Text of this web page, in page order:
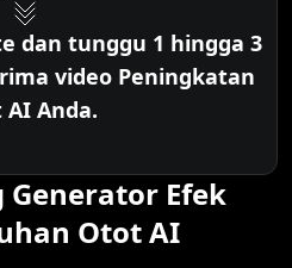
dan tunggu 1 hingga 3
video Peningkatan
AI Anda.
Generator Efek
Otot AI